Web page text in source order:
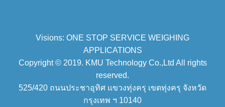
Visions: ONE STOP SERVICE WEIGHING
APPLICATIONS
Copyright © 2019. KMU Technology Co.,Ltd All rights
reserved.
525/420 ถนนประชาอุทิศ แขวงทุ่งครุ เขตทุ่งครุ จังหวัด
กรุงเทพ ฯ 10140